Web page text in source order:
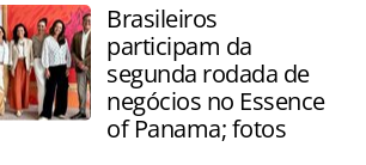
Brasileiros
participam da
segunda rodada de
negócios no Essence
of Panama; fotos